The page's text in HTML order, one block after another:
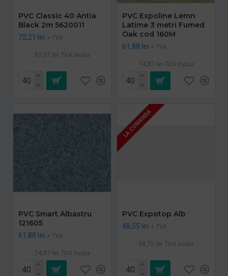
PVC Classic 40 Antia
Black 2m 5620011
72,21 lei + TVA
87,37 lei TVA inclus
PVC Expoline Lemn
Latime 3 metri Fumed
Oak cod 160M
61,88 lei + TVA
74,87 lei TVA inclus
PVC Smart Albastru
121605
61,88 lei + TVA
74,87 lei TVA inclus
LA COMANDA
PVC Expotop Alb
48,55 lei + TVA
58,75 lei TVA inclus